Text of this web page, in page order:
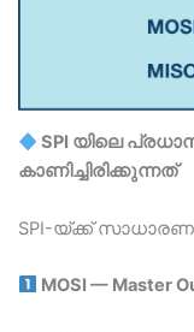
Contact
SPI യിലെ
കാണിച്ചിരിക്കുന്നത്
SPI-യ്ക്ക്
MOSI — Master